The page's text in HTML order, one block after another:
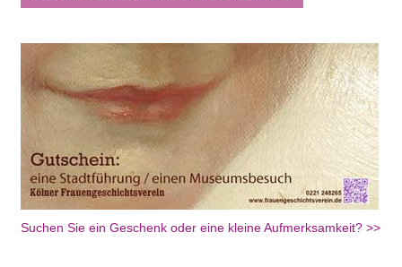
Suchen Sie ein Geschenk oder eine kleine Aufmerksamkeit? >>